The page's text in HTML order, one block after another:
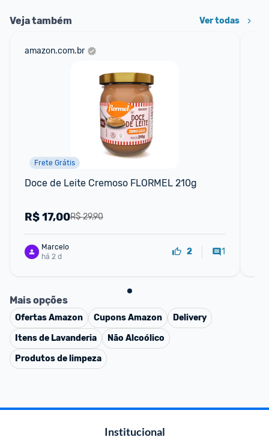
Veja também Ver todas
amazon.com.br
Frete Grátis
Doce de Leite Cremoso FLORMEL 210g
R$ 29,90
R$17,00
Marcelo
há 2 d
2 1
Mais opções
OfertasAmazon CuponsAmazon
Delivery
Itens de Lavanderia
Não Alcoólico
Produtos de limpeza
Institucional